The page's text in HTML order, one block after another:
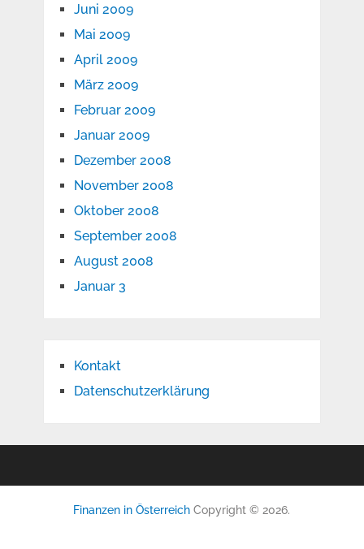
Juni 2009
Mai 2009
April 2009
März 2009
Februar 2009
Januar 2009
Dezember 2008
November 2008
Oktober 2008
September 2008
August 2008
Januar 3
Kontakt
Datenschutzerklärung
Finanzen in Österreich Copyright © 2026.